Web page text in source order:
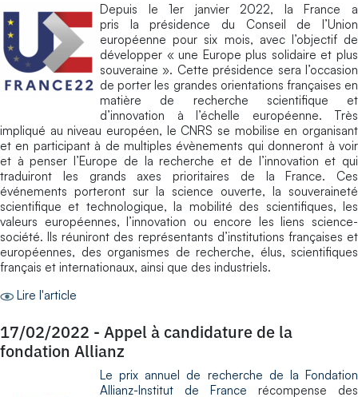
Depuis le 1er janvier 2022, la France a
pris la présidence du Conseil de l’Union
européenne pour six mois, avec l’objectif de
développer « une Europe plus solidaire et plus
souveraine ». Cette présidence sera l’occasion
de porter les grandes orientations françaises en
matière de recherche scientifique et
d’innovation à l’échelle européenne. Très
impliqué au niveau européen, le CNRS se mobilise en organisant
et en participant à de multiples évènements qui donneront à voir
et à penser l’Europe de la recherche et de l’innovation et qui
traduiront les grands axes prioritaires de la France. Ces
événements porteront sur la science ouverte, la souveraineté
scientifique et technologique, la mobilité des scientifiques, les
valeurs européennes, l’innovation ou encore les liens science-
société. Ils réuniront des représentants d’institutions françaises et
européennes, des organismes de recherche, élus, scientifiques
français et internationaux, ainsi que des industriels.
Lire l'article
17/02/2022 - Appel à candidature de la
fondation Allianz
Le prix annuel de recherche de la Fondation
Allianz-Institut de France récompense des